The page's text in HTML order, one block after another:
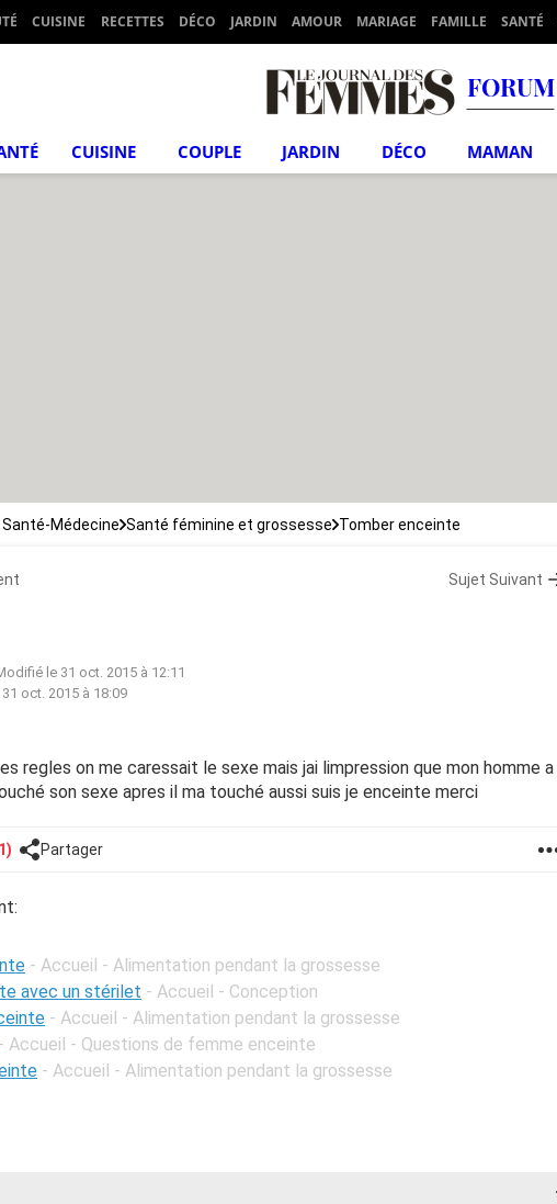
CUISINE RECETTES DÉCO JARDIN AMOUR MARIAGE FAMILLE SANTÉ
FORUM
CUISINE COUPLE JARDIN DÉCO MAMAN
Santé-Médecine Santé féminine et grossesse Tomber enceinte
Sujet Suivant
le 31 oct. 2015 à 12:11
31 oct. 2015 à 18:09
regles on me caressait le sexe mais jai limpression que mon homme a
son sexe apres il ma touché aussi suis je enceinte merci
Partager
- Accueil - Alimentation pendant la grossesse
avec un stérilet - Accueil - Conception
- Accueil - Alimentation pendant la grossesse
- Accueil - Questions de femme enceinte
- Accueil - Alimentation pendant la grossesse